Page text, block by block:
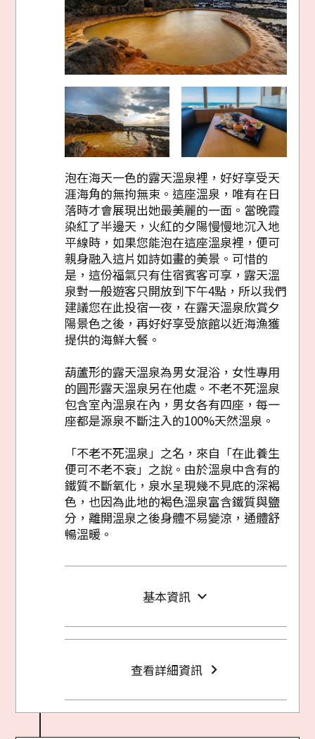
泡在海天一色的露天溫泉裡，好好享受天
涯海角的無拘無束。這座溫泉，唯有在日
落時才會展現出她最美麗的一面。當晚霞
染紅了半邊天，火紅的夕陽慢慢地沉入地
平線時，如果您能泡在這座溫泉裡，便可
親身融入這片如詩如畫的美景。可惜的
是，這份福氣只有住宿賓客可享，露天溫
泉對一般遊客只開放到下午4點，所以我們
建議您在此投宿一夜，在露天溫泉欣賞夕
陽景色之後，再好好享受旅館以近海漁獲
提供的海鮮大餐。
葫蘆形的露天溫泉為男女混浴，女性專用
的圓形露天溫泉另在他處。不老不死溫泉
包含室內溫泉在內，男女各有四座，每一
座都是源泉不斷注入的100%天然溫泉。
「不老不死溫泉」之名，來自「在此養生
便可不老不衰」之說。由於溫泉中含有的
鐵質不斷氧化，泉水呈現幾不見底的深褐
色，也因為此地的褐色溫泉富含鐵質與鹽
分，離開溫泉之後身體不易變涼，通體舒
暢溫暖。
基本資訊
查看詳細資訊